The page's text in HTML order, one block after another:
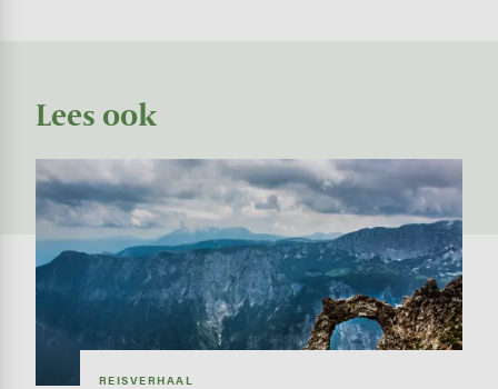
Lees ook
Image
REISVERHAAL